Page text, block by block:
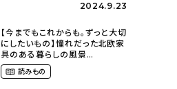
2024.9.23
【今までもこれからも。ずっと大切
にしたいもの】憧れだった北欧家
具のある暮らしの風景
（m._.k_homeさん）
読みもの